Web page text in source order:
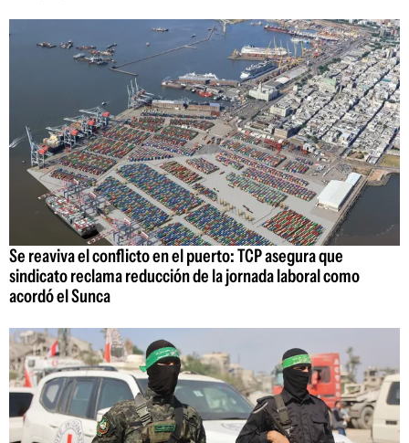
Se reaviva el conflicto en el puerto: TCP asegura que
sindicato reclama reducción de la jornada laboral como
acordó el Sunca